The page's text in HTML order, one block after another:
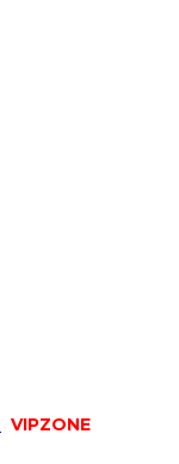
VIPZONE